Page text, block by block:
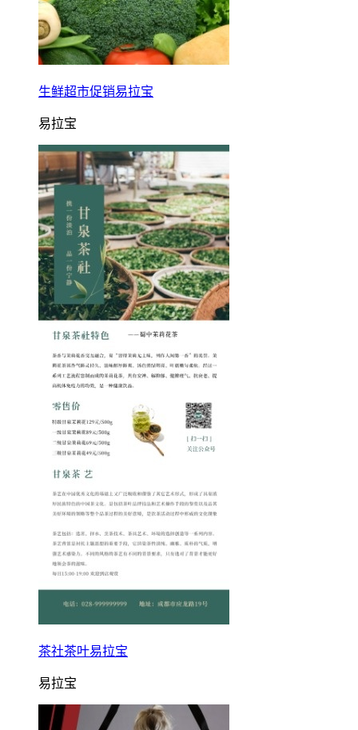
生鲜超市促销易拉宝
易拉宝
茶社茶叶易拉宝
易拉宝